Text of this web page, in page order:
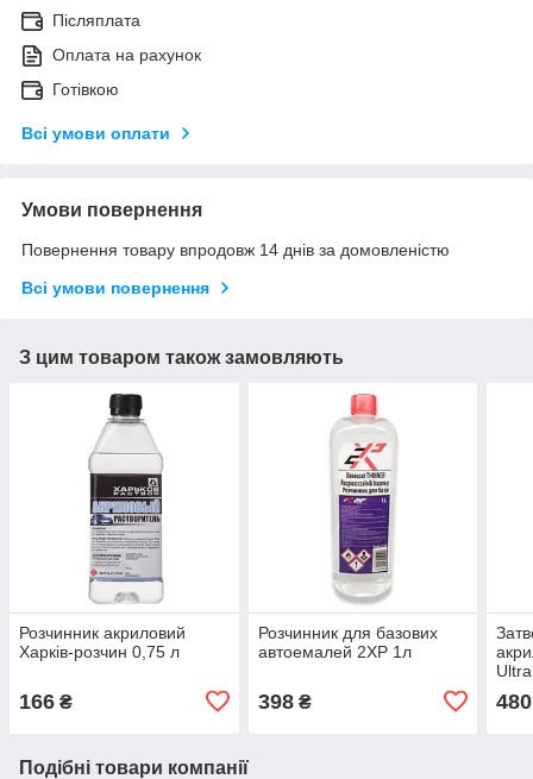
Післяплата
Оплата на рахунок
Готівкою
Всі умови оплати
Умови повернення
Повернення товару впродовж 14 днів за домовленістю
Всі умови повернення
З цим товаром також замовляють
Розчинник акриловий
Харків-розчин 0,75 л
166 ₴
Розчинник для базових
автоемалей 2XP 1л
398₴
Ultra
480
Подібні товари компанії